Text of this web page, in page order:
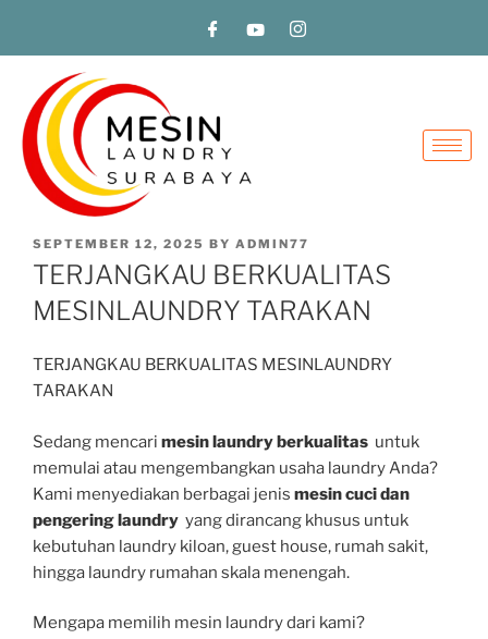
SEPTEMBER 12, 2025 BY ADMIN77
TERJANGKAU BERKUALITAS
MESINLAUNDRY TARAKAN
TERJANGKAU BERKUALITAS MESINLAUNDRY
TARAKAN
Sedang mencari mesin laundry berkualitas untuk
memulai atau mengembangkan usaha laundry Anda?
Kami menyediakan berbagai jenis mesin cuci dan
pengering laundry yang dirancang khusus untuk
kebutuhan laundry kiloan, guest house, rumah sakit,
hingga laundry rumahan skala menengah.
Mengapa memilih mesin laundry dari kami?